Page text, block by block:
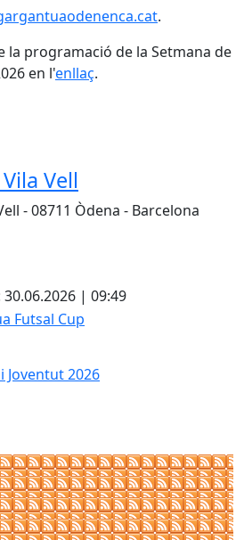
.
la programació de la Setmana de
en l'enllaç.
Vell
- 08711 Òdena - Barcelona
| 09:49
Cup
Joventut 2026